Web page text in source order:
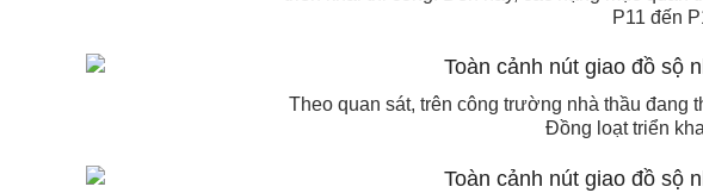
P11 đến
Theo quan sát, trên công trường nhà thầu đang
Đồng loạt triển